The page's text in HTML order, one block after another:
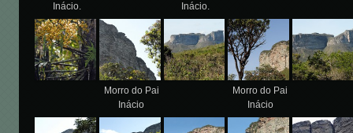
Inácio.
Inácio.
Morro do Pai
Inácio
Morro do Pai
Inácio